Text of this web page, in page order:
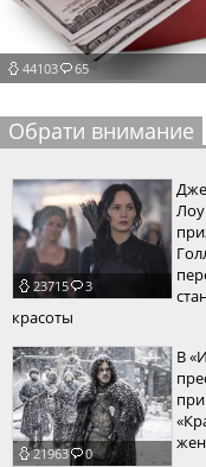
пїЅпїЅпїЅ
пїЅпїЅпїЅ
пїЅпїЅпїЅ
пїЅпїЅпїЅ
пїЅпїЅпїЅпїЅпїЅ
44103 65
Обрати внимание
23715 3
красоты
21963 0
В